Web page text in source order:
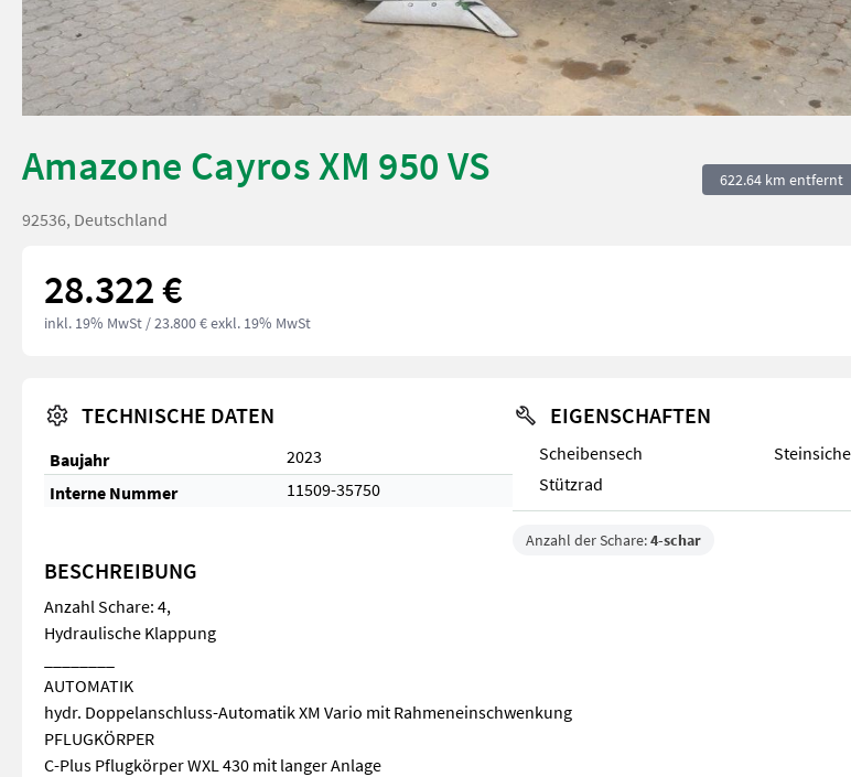
Amazone Cayros XM 950 VS 622.64 km entfernt
92536, Deutschland
28.322 €
inkl. 19% MwSt / 23.800 € exkl. 19% MwSt
TECHNISCHE DATEN
Baujahr
2023
Interne Nummer
11509-35750
EIGENSCHAFTEN
Scheibensech
Stützrad
Anzahl der Schare:4-schar
BESCHREIBUNG
Anzahl Schare: 4,
Hydraulische Klappung
AUTOMATIK
hydr. Doppelanschluss-Automatik XM Vario mit Rahmeneinschwenkung
PFLUGKÖRPER
C-Plus Pflugkörper WXL 430 mit langer Anlage